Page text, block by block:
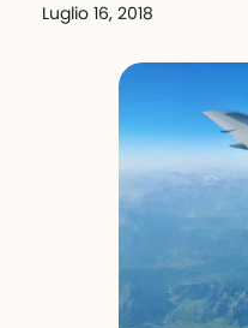
Luglio 16, 2018